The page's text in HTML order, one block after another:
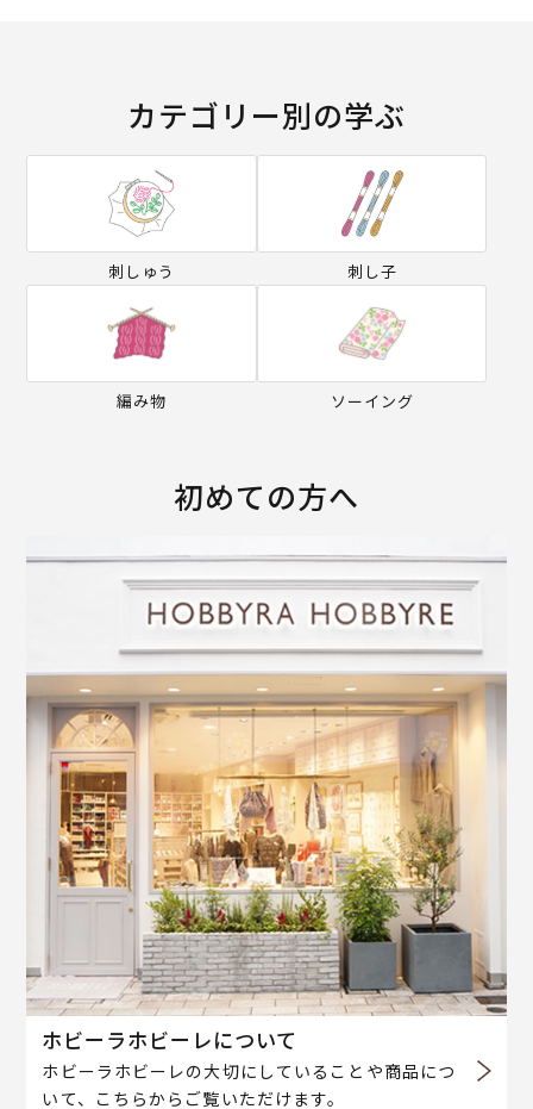
カテゴリー別の学ぶ
刺しゅう 刺し子
編み物 ソーイング
初めての方へ
ホビーラホビーレについて
ホビーラホビーレの大切にしていることや商品につ
いて、こちらからご覧いただけます。